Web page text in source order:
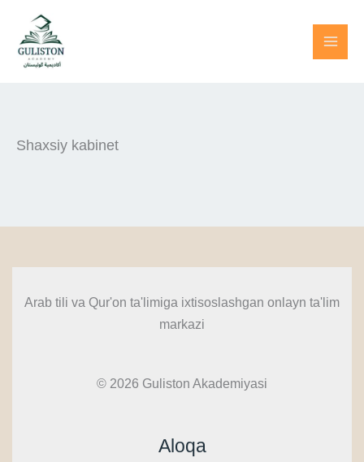
content
Shaxsiy kabinet
Arab tili va Qur'on ta'limiga ixtisoslashgan onlayn ta'lim
markazi
© 2026 Guliston Akademiyasi
Aloqa